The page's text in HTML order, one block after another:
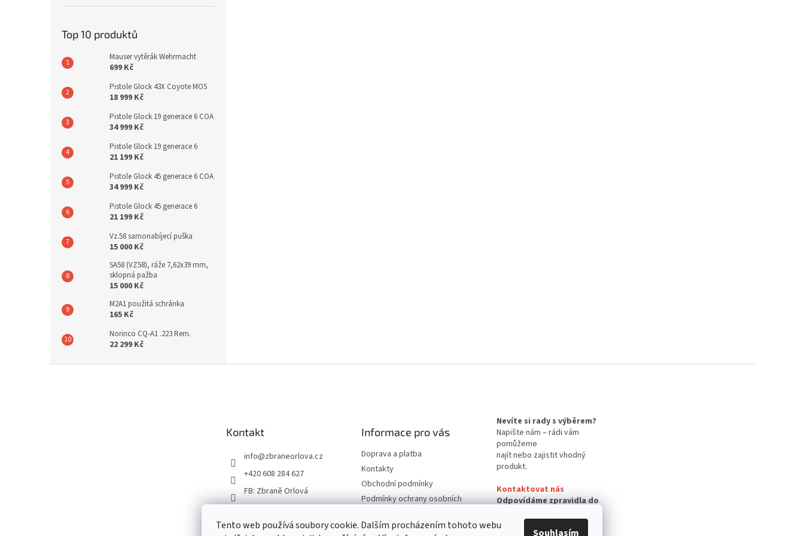
Tento web používá soubory cookie. Dalším procházením tohoto webu
Souhlasím
Top 10 produktů
Mauser vytěrák Wehrmacht
699 Kč
Pistole Glock 43X Coyote MOS
18 999 Kč
Pistole Glock 19 generace 6 COA
34 999 Kč
Pistole Glock 19 generace 6
21 199 Kč
Pistole Glock 45 generace 6 COA
34 999 Kč
Pistole Glock 45 generace 6
21 199 Kč
Vz.58 samonabíjecí puška
15 000 Kč
SA58 (VZ58), ráže 7,62x39 mm,
sklopná pažba
15 000 Kč
M2A1 použitá schránka
165 Kč
Norinco CQ-A1 .223 Rem.
22 299 Kč
Kontakt
info@zbraneorlova.cz
+420 608 284 627
FB: Zbraně Orlová
Informace pro vás
Doprava a platba
Kontakty
Obchodní podmínky
Podmínky ochrany osobních
Reklamační řád
Nevíte si rady s výběrem?
Napište nám – rádi vám
pomůžeme
najít nebo zajistit vhodný
produkt.
Kontaktovat nás
Odpovídáme zpravidla do